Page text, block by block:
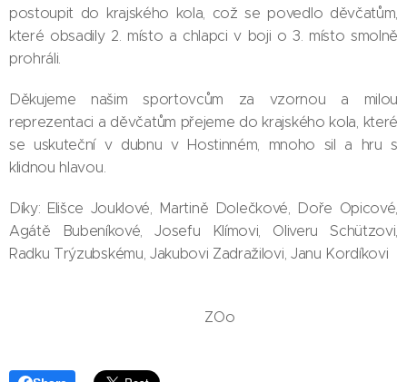
postoupit do krajského kola, což se povedlo děvčatům,
které obsadily 2. místo a chlapci v boji o 3. místo smolně
prohráli.
Děkujeme našim sportovcům za vzornou a milou
reprezentaci a děvčatům přejeme do krajského kola, které
se uskuteční v dubnu v Hostinném, mnoho sil a hru s
klidnou hlavou.
Díky: Elišce Jouklové, Martině Dolečkové, Doře Opicové,
Agátě Bubeníkové, Josefu Klímovi, Oliveru Schützovi,
Radku Trýzubskému, Jakubovi Zadražilovi, Janu Kordíkovi
ZOo